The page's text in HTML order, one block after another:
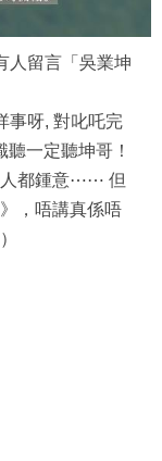
人留言「吳業坤
事呀, 對叱吒完
一定聽坤哥！
人都鍾意⋯⋯ 但
，唔講真係唔